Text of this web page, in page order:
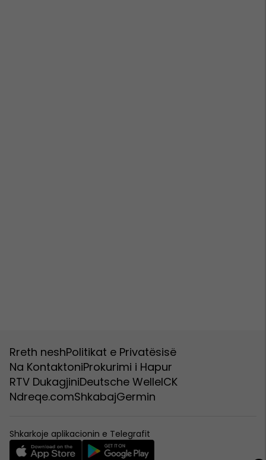
Rreth neshPolitikat e Privatësisë
Na KontaktoniProkurimi i Hapur
RTV DukagjiniDeutsche WelleICK
Ndreqe.comShkabajGermin
Shkarkoje aplikacionin e Telegrafit